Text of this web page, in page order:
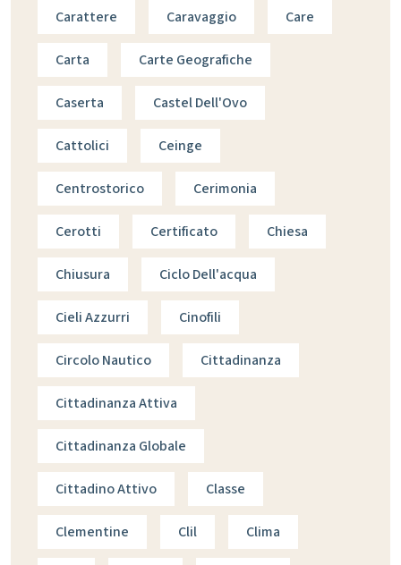
Carattere Caravaggio Care
Carta Carte Geografiche
Caserta Castel Dell'Ovo
Cattolici Ceinge
Centrostorico Cerimonia
Cerotti Certificato Chiesa
Chiusura Ciclo Dell'acqua
Cieli Azzurri Cinofili
Circolo Nautico Cittadinanza
Cittadinanza Attiva
Cittadinanza Globale
Cittadino Attivo Classe
Clementine Clil Clima